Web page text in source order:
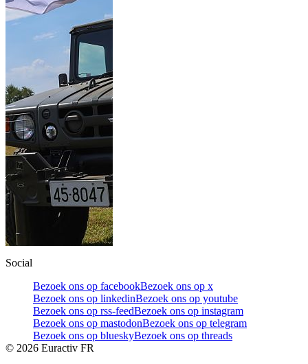
Social
Bezoek ons op facebookBezoek ons op x
Bezoek ons op linkedinBezoek ons op youtube
Bezoek ons op rss-feedBezoek ons op instagram
Bezoek ons op mastodonBezoek ons op telegram
Bezoek ons op blueskyBezoek ons op threads
© 2026 Euractiv FR